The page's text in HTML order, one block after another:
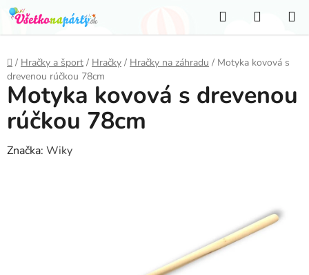
Prejsť
na
obsah
Hľadať
KOŠÍK
Domov
/ Hračky a šport / Hračky / Hračky na záhradu / Motyka kovová s
drevenou rúčkou 78cm
Motyka kovová s drevenou
rúčkou 78cm
Značka: Wiky